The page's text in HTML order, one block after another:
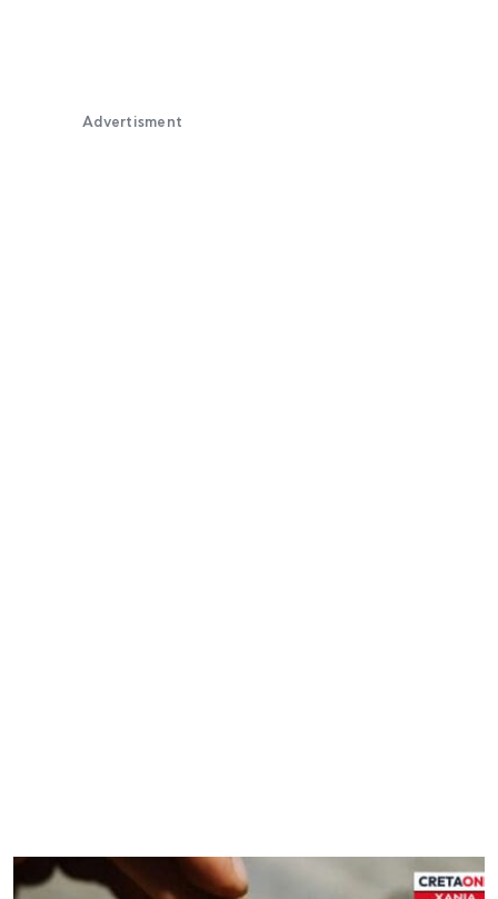
Advertisment